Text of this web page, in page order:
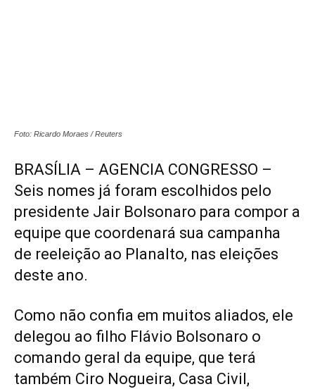
Foto: Ricardo Moraes / Reuters
BRASÍLIA – AGENCIA CONGRESSO –
Seis nomes já foram escolhidos pelo
presidente Jair Bolsonaro para compor a
equipe que coordenará sua campanha
de reeleição ao Planalto, nas eleições
deste ano.
Como não confia em muitos aliados, ele
delegou ao filho Flávio Bolsonaro o
comando geral da equipe, que terá
também Ciro Nogueira, Casa Civil,